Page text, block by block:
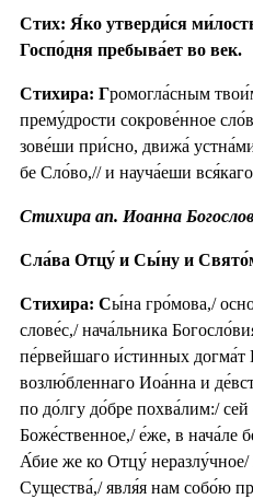
Стих: Я́ко утверди́ся
Госпо́дня пребыва́ет во век.
Стихира: Громогла́сным
прему́дрости сокрове́нное
зове́ши при́сно, движа́
бе Сло́во,// и науча́еши
Стихира ап. Иоанна
Сла́ва Отцу́ и Сы́ну и
Стихира: Сы́на гро́мова,/
слове́с,/ нача́льника
пе́рвейшаго и́стинных догма́т
возлю́бленнаго Иоа́нна и
по до́лгу до́бре похва́лим:/
Боже́ственное,/ е́же, в
А́бие же ко Отцу́
Существа́,/ явля́я нам собо́ю